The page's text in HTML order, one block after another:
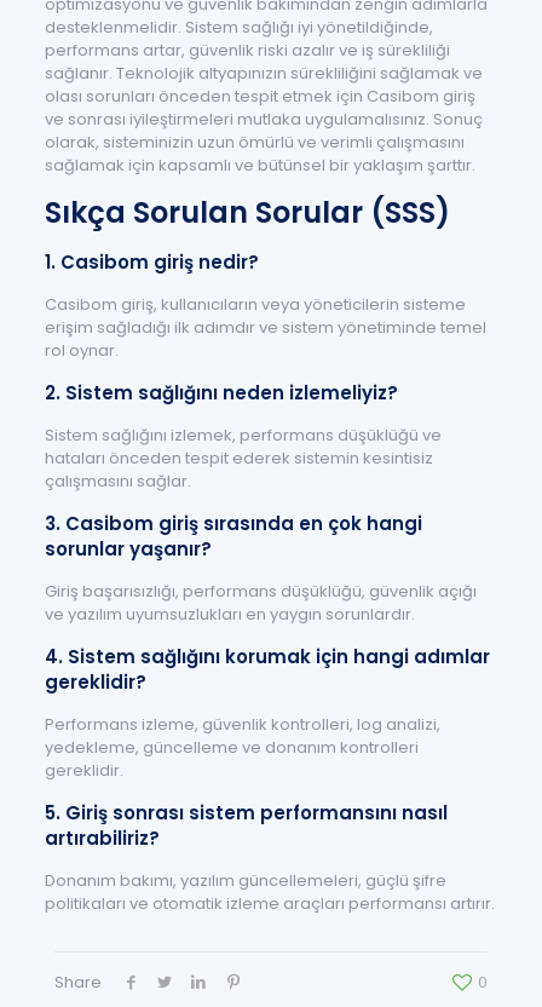
desteklenmelidir. Sistem sağlığı iyi yönetildiğinde,
performans artar, güvenlik riski azalır ve iş sürekliliği
sağlanır. Teknolojik altyapınızın sürekliliğini sağlamak ve
olası sorunları önceden tespit etmek için Casibom giriş
ve sonrası iyileştirmeleri mutlaka uygulamalısınız. Sonuç
olarak, sisteminizin uzun ömürlü ve verimli çalışmasını
sağlamak için kapsamlı ve bütünsel bir yaklaşım şarttır.
Sıkça Sorulan Sorular (SSS)
1. Casibom giriş nedir?
Casibom giriş, kullanıcıların veya yöneticilerin sisteme
erişim sağladığı ilk adımdır ve sistem yönetiminde temel
rol oynar.
2. Sistem sağlığını neden izlemeliyiz?
Sistem sağlığını izlemek, performans düşüklüğü ve
hataları önceden tespit ederek sistemin kesintisiz
çalışmasını sağlar.
3. Casibom giriş sırasında en çok hangi
sorunlar yaşanır?
Giriş başarısızlığı, performans düşüklüğü, güvenlik açığı
ve yazılım uyumsuzlukları en yaygın sorunlardır.
4. Sistem sağlığını korumak için hangi adımlar
gereklidir?
Performans izleme, güvenlik kontrolleri, log analizi,
yedekleme, güncelleme ve donanım kontrolleri
gereklidir.
5. Giriş sonrası sistem performansını nasıl
artırabiliriz?
Donanım bakımı, yazılım güncellemeleri, güçlü şifre
politikaları ve otomatik izleme araçları performansı artırır.
Share 0